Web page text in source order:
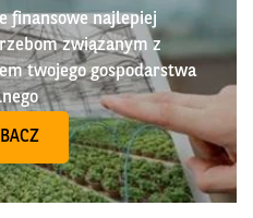
finansowe najlepiej
związanym z
twojego gospodarstwa